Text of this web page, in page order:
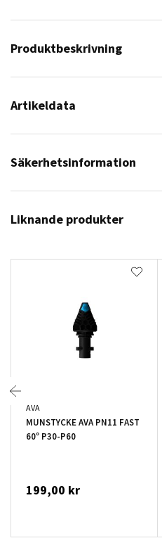
Produktbeskrivning
Artikeldata
Säkerhetsinformation
Liknande produkter
AVA
MUNSTYCKE AVA PN11 FAST
60° P30-P60
199,00 kr